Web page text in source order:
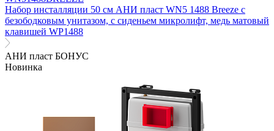
Набор инсталляции 50 см АНИ пласт WN5 1488 Breeze с
безободковым унитазом, с сиденьем микролифт, медь матовый
клавишей WP1488
АНИ пласт БОНУС
Новинка